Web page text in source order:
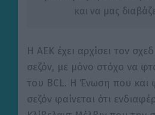
και να μας
Η ΑΕΚ έχει αρχίσει τον
σεζόν, με μόνο στόχο να
του BCL. Η Ένωση που και
σεζόν φαίνεται ότι